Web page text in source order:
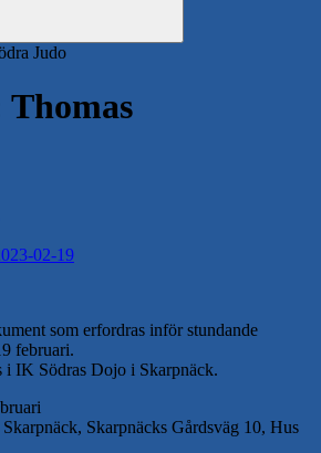
Sök
Thomas
02-19
som erfordras inför stundande
februari.
i IK Södras Dojo i Skarpnäck.
Skarpnäcks Gårdsväg 10, Hus